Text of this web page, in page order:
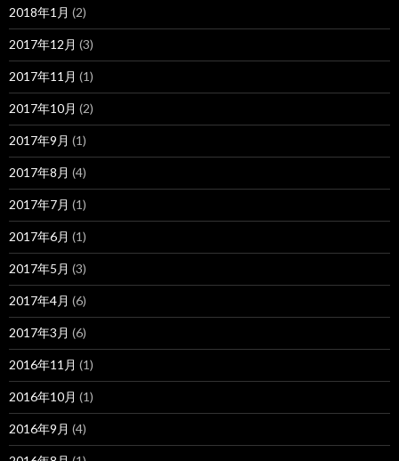
2018年1月 (2)
2017年12月 (3)
2017年11月 (1)
2017年10月 (2)
2017年9月 (1)
2017年8月 (4)
2017年7月 (1)
2017年6月 (1)
2017年5月 (3)
2017年4月 (6)
2017年3月 (6)
2016年11月 (1)
2016年10月 (1)
2016年9月 (4)